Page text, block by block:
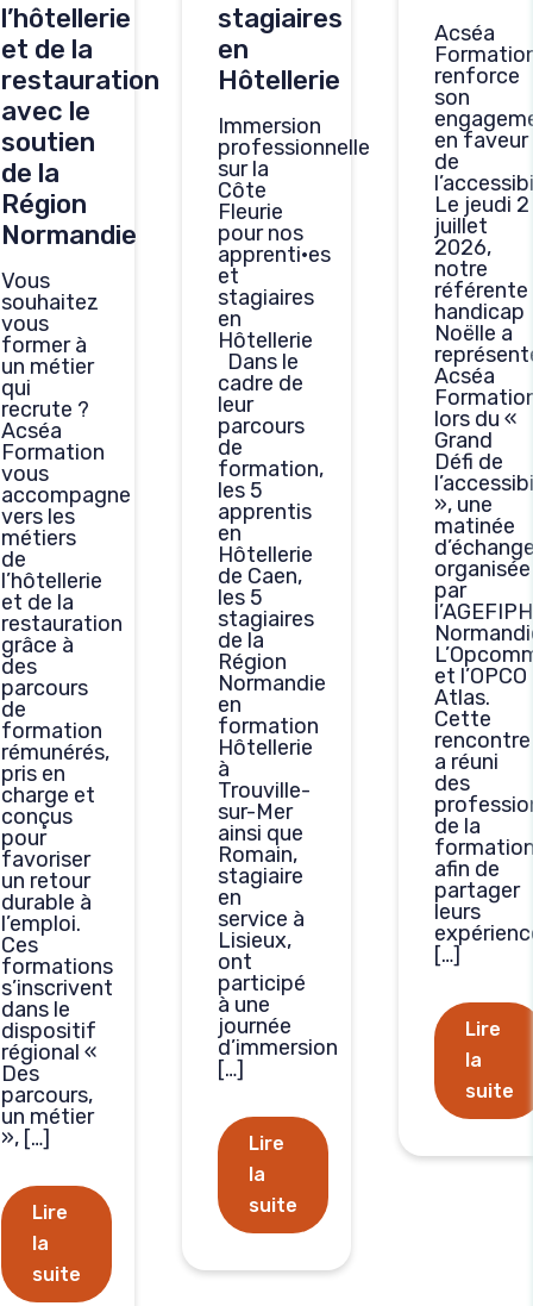
l’hôtellerie
et de la
restauration
avec le
soutien
de la
Région
Normandie
Vous
souhaitez
vous
former à
un métier
qui
recrute ?
Acséa
Formation
vous
accompagne
vers les
métiers
de
l’hôtellerie
et de la
restauration
grâce à
des
parcours
de
formation
rémunérés,
pris en
charge et
conçus
pour
favoriser
un retour
durable à
l’emploi.
Ces
formations
s’inscrivent
dans le
dispositif
régional «
Des
parcours,
un métier
», […]
Lire
la
suite
stagiaires
en
Hôtellerie
Immersion
professionnelle
sur la
Côte
Fleurie
pour nos
apprenti·es
et
stagiaires
en
Hôtellerie
Dans le
cadre de
leur
parcours
de
formation,
les 5
apprentis
en
Hôtellerie
de Caen,
les 5
stagiaires
de la
Région
Normandie
en
formation
Hôtellerie
à
Trouville-
sur-Mer
ainsi que
Romain,
stagiaire
en
service à
Lisieux,
ont
participé
à une
journée
d’immersion
[…]
Lire
la
suite
Acséa
renforce
son
en faveur
de
Le jeudi 2
juillet
2026,
notre
référente
handicap
Noëlle a
Acséa
lors du «
Grand
Défi de
», une
matinée
organisée
par
l’AGEFIPH
et l’OPCO
Atlas.
Cette
rencontre
a réuni
des
de la
afin de
partager
leurs
[…]
Lire
la
suite